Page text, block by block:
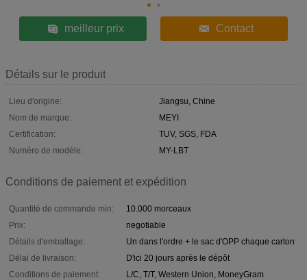
meilleur prix Contact
Détails sur le produit
Lieu d'origine:
Jiangsu, Chine
Nom de marque:
MEYI
Certification:
TUV, SGS, FDA
Numéro de modèle:
MY-LBT
Conditions de paiement et expédition
Quantité de commande min:
10.000 morceaux
Prix:
negotiable
Détails d'emballage:
Un dans l'ordre + le sac d'OPP chaque carton
Délai de livraison:
D'ici 20 jours après le dépôt
Conditions de paiement:
L/C, T/T, Western Union, MoneyGram